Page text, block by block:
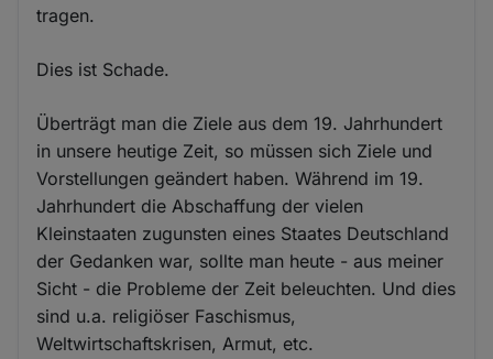
tragen.
Dies ist Schade.
Überträgt man die Ziele aus dem 19. Jahrhundert
in unsere heutige Zeit, so müssen sich Ziele und
Vorstellungen geändert haben. Während im 19.
Jahrhundert die Abschaffung der vielen
Kleinstaaten zugunsten eines Staates Deutschland
der Gedanken war, sollte man heute - aus meiner
Sicht - die Probleme der Zeit beleuchten. Und dies
sind u.a. religiöser Faschismus,
Weltwirtschaftskrisen, Armut, etc.